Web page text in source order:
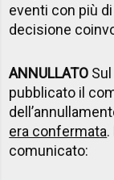
eventi con più
decisione
ANNULLATO Sul
pubblicato il
era confermata
comunicato: